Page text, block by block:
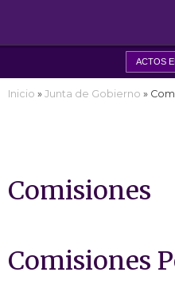
ACTOS
Inicio » Junta de Gobierno »
Comisiones
Comisiones